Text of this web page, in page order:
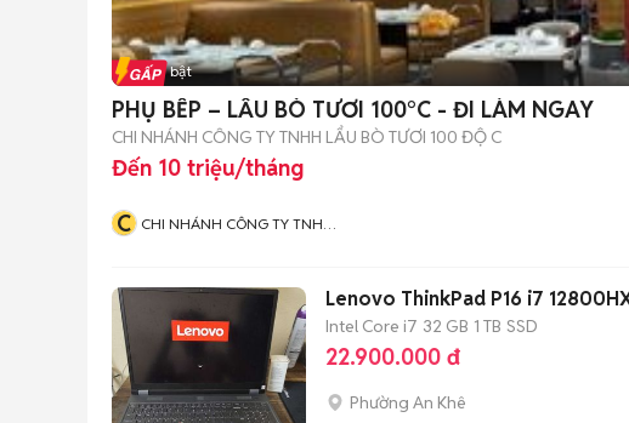
Tin nổi bật
PHỤ BẾP – LẨU BÒ TƯƠI 100°C - ĐI LÀM NGAY
CHI NHÁNH CÔNG TY TNHH LẨU BÒ TƯƠI 100 ĐỘ C
Đến 10 triệu/tháng
C CHI NHÁNH CÔNG TY TNHH
Lenovo ThinkPad P16 i7
Intel Core i7 32 GB 1 TB SSD
22.900.000 đ
Phường An Khê